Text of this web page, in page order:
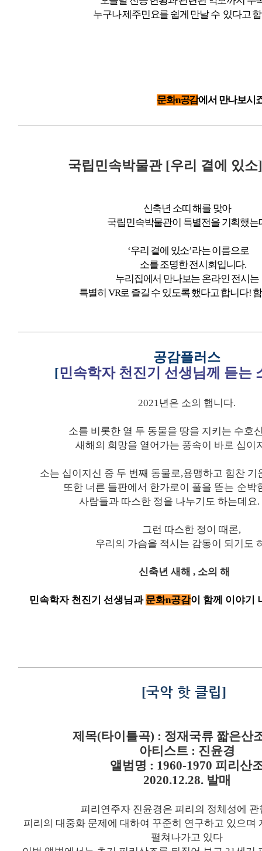
누구나 제주민요를 쉽게 만날 수 있다고
문화n공감에서 만나보시
국립민속박물관 [우리 곁에 있소
신축년 소띠 해를 맞아
국립민속박물관이 특별전을 기획했는
‘우리 곁에 있소’라는 이름으로
소를 조명한 전시회입니다.
누리집에서 만나보는 온라인 전시는
특별히 VR로 즐길 수 있도록 했다고 합니다!
공감플러스
[민속학자 천진기 선생님께 듣는
2021년은 소의 햅니다.
소를 비롯한 열 두 동물을 땅을 지키는 수호
새해의 희망을 열어가는 풍속이
바로 십이
소는 십이지신 중 두 번째 동물로,용맹하고 힘찬 기
또한 너른 들판에서 한가로이 풀을 뜯는 순박
사람들과 따스한 정을 나누기도 하는데요.
그런 따스한 정이 때론,
우리의 가슴을 적시는 감동이 되기도
신축년 새해 , 소의 해
민속학자 천진기 선생님과 문화n공감이 함께 이야기
[국악 핫 클립]
제목(타이틀곡) : 정재국류 짧은산
아티스트 : 진윤경
앨범명 : 1960-1970 피리산
2020.12.28. 발매
피리연주자 진윤경은 피리의 정체성에 관
피리의 대중화 문제에 대하여 꾸준히 연구하고 있으며
펼쳐나가고 있다